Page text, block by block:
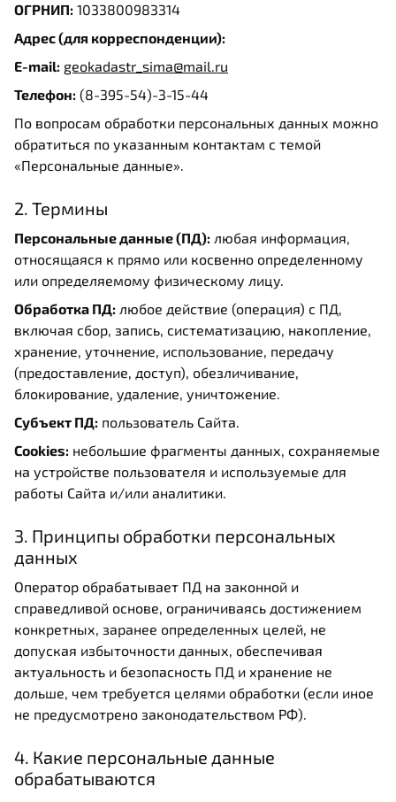
ОГРНИП: 1033800983314
Адрес (для корреспонденции):
E-mail: geokadastr_sima@mail.ru
Телефон: (8-395-54)-3-15-44
По вопросам обработки персональных данных можно
обратиться по указанным контактам с темой
«Персональные данные».
2. Термины
Персональные данные (ПД): любая информация,
относящаяся к прямо или косвенно определенному
или определяемому физическому лицу.
Обработка ПД: любое действие (операция) с ПД,
включая сбор, запись, систематизацию, накопление,
хранение, уточнение, использование, передачу
(предоставление, доступ), обезличивание,
блокирование, удаление, уничтожение.
Субъект ПД: пользователь Сайта.
Cookies: небольшие фрагменты данных, сохраняемые
на устройстве пользователя и используемые для
работы Сайта и/или аналитики.
3. Принципы обработки персональных
данных
Оператор обрабатывает ПД на законной и
справедливой основе, ограничиваясь достижением
конкретных, заранее определенных целей, не
допуская избыточности данных, обеспечивая
актуальность и безопасность ПД и хранение не
дольше, чем требуется целями обработки (если иное
не предусмотрено законодательством РФ).
4. Какие персональные данные
обрабатываются